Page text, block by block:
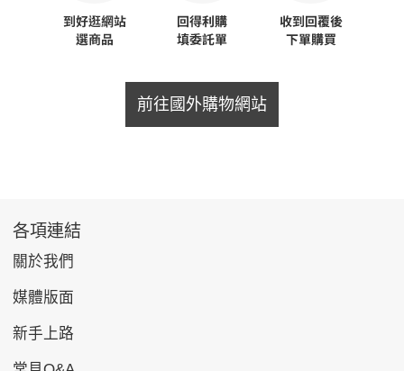
前往國外購物網站
各項連結
關於我們
媒體版面
新手上路